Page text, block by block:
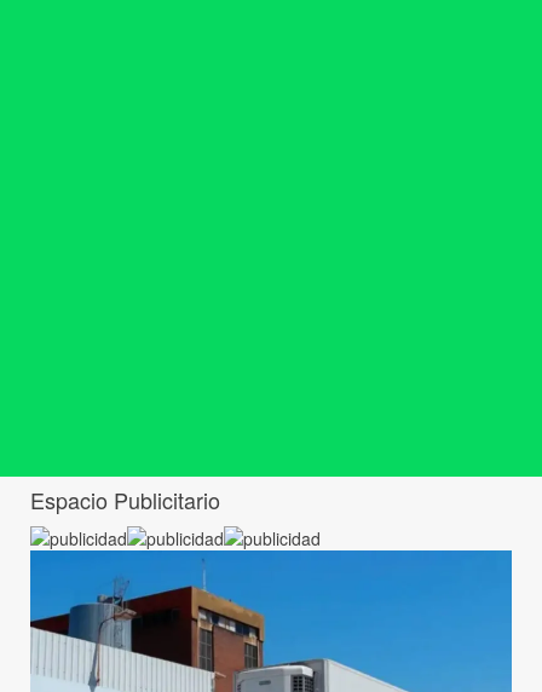
Espacio Publicitario